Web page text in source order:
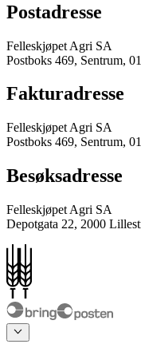
Postadresse
Felleskjøpet Agri SA
Postboks 469, Sentrum,
Fakturadresse
Felleskjøpet Agri SA
Postboks 469, Sentrum,
Besøksadresse
Felleskjøpet Agri SA
Depotgata 22, 2000